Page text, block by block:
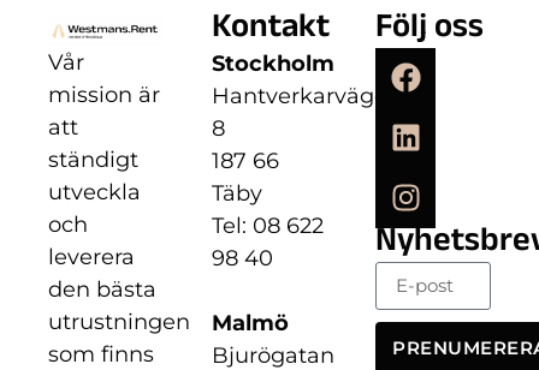
Vår
mission är
att
ständigt
utveckla
och
leverera
den bästa
utrustningen
som finns
Kontakt
Stockholm
Hantverkarvägen
8
187 66
Täby
Tel: 08 622
98 40
Malmö
Bjurögatan
Följ oss